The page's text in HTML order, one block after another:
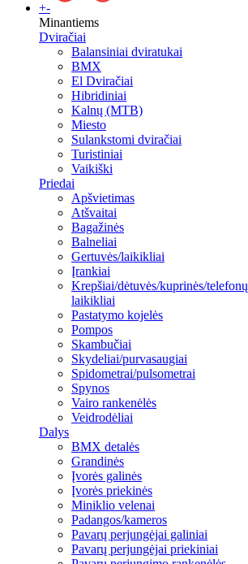
+-
Minantiems
Dviračiai
Balansiniai dviratukai
BMX
El Dviračiai
Hibridiniai
Kalnų (MTB)
Miesto
Sulankstomi dviračiai
Turistiniai
Vaikiški
Priedai
Apšvietimas
Atšvaitai
Bagažinės
Balneliai
Gertuvės/laikikliai
Įrankiai
Krepšiai/dėtuvės/kuprinės/telefonų
laikikliai
Pastatymo kojelės
Pompos
Skambučiai
Skydeliai/purvasaugiai
Spidometrai/pulsometrai
Spynos
Vairo rankenėlės
Veidrodėliai
Dalys
BMX detalės
Grandinės
Įvorės galinės
Įvorės priekinės
Miniklio velenai
Padangos/kameros
Pavarų perjungėjai galiniai
Pavarų perjungėjai priekiniai